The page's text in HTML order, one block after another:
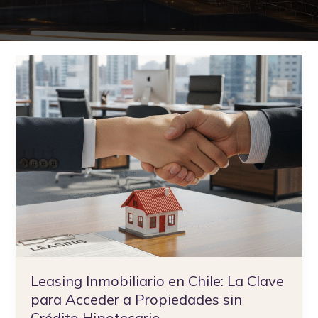
Leasing Inmobiliario en Chile: La Clave
para Acceder a Propiedades sin
Leasing
Inmobiliario
en
Chile:
La
para
Acceder
Crédito
Hipotecario